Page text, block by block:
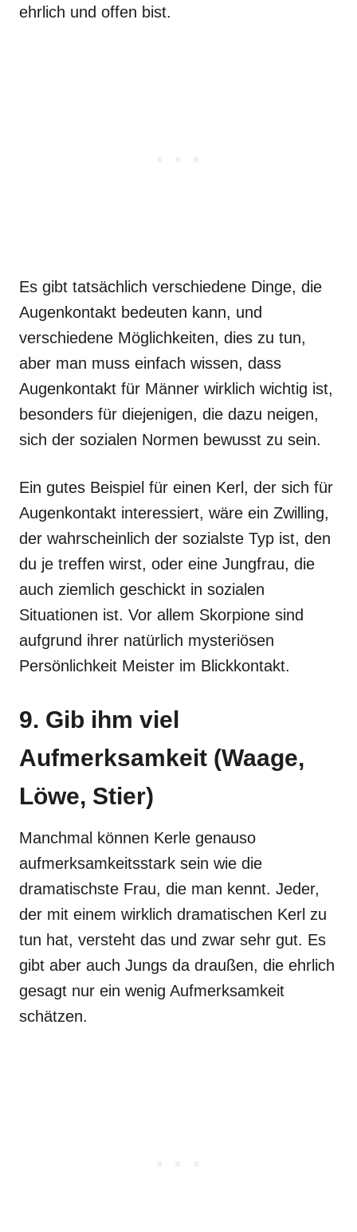
ehrlich und offen bist.
Es gibt tatsächlich verschiedene Dinge, die
Augenkontakt bedeuten kann, und
verschiedene Möglichkeiten, dies zu tun,
aber man muss einfach wissen, dass
Augenkontakt für Männer wirklich wichtig ist,
besonders für diejenigen, die dazu neigen,
sich der sozialen Normen bewusst zu sein.
Ein gutes Beispiel für einen Kerl, der sich für
Augenkontakt interessiert, wäre ein Zwilling,
der wahrscheinlich der sozialste Typ ist, den
du je treffen wirst, oder eine Jungfrau, die
auch ziemlich geschickt in sozialen
Situationen ist. Vor allem Skorpione sind
aufgrund ihrer natürlich mysteriösen
Persönlichkeit Meister im Blickkontakt.
9. Gib ihm viel
Aufmerksamkeit (Waage,
Löwe, Stier)
Manchmal können Kerle genauso
aufmerksamkeitsstark sein wie die
dramatischste Frau, die man kennt. Jeder,
der mit einem wirklich dramatischen Kerl zu
tun hat, versteht das und zwar sehr gut. Es
gibt aber auch Jungs da draußen, die ehrlich
gesagt nur ein wenig Aufmerksamkeit
schätzen.